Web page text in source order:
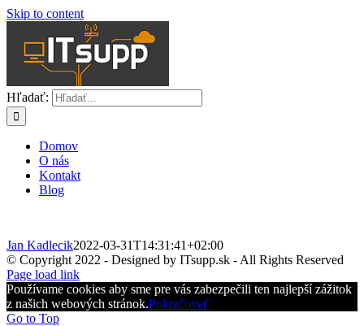
Skip to content
Hľadať:
Domov
O nás
Kontakt
Blog
Jan Kadlecik2022-03-31T14:31:41+02:00
© Copyright 2022 - Designed by ITsupp.sk - All Rights Reserved
Page load link
Používame cookies aby sme pre vás zabezpečili ten najlepší zážitok
z našich webových stránok.Pokračovať
Go to Top